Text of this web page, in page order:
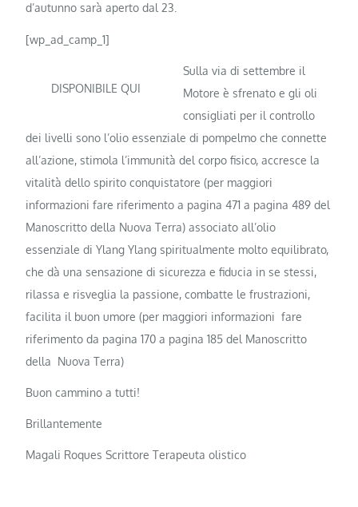
d’autunno sarà aperto dal 23.
[wp_ad_camp_1]
DISPONIBILE QUI
Sulla via di settembre il
Motore è sfrenato e gli oli
consigliati per il controllo
dei livelli sono l’olio essenziale di pompelmo che connette
all’azione, stimola l’immunità del corpo fisico, accresce la
vitalità dello spirito conquistatore (per maggiori
informazioni fare riferimento a pagina 471 a pagina 489 del
Manoscritto della Nuova Terra) associato all’olio
essenziale di Ylang Ylang spiritualmente molto equilibrato,
che dà una sensazione di sicurezza e fiducia in se stessi,
rilassa e risveglia la passione, combatte le frustrazioni,
facilita il buon umore (per maggiori informazioni fare
riferimento da pagina 170 a pagina 185 del Manoscritto
della Nuova Terra)
Buon cammino a tutti!
Brillantemente
Magali Roques Scrittore Terapeuta olistico